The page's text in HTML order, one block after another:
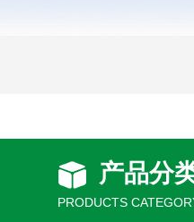
产品分
PRODUCTS